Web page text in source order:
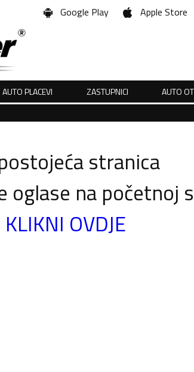
Google Play Apple Store
AUTO PLACEVI ZASTUPNICI AUTO
stranica
oglase na početnoj
KLIKNI OVDJE